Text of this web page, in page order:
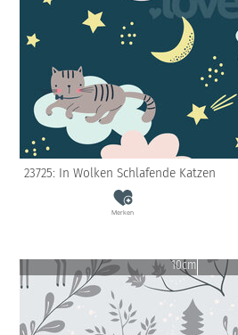
23725: In Wolken Schlafende Katzen
Merken
10cm